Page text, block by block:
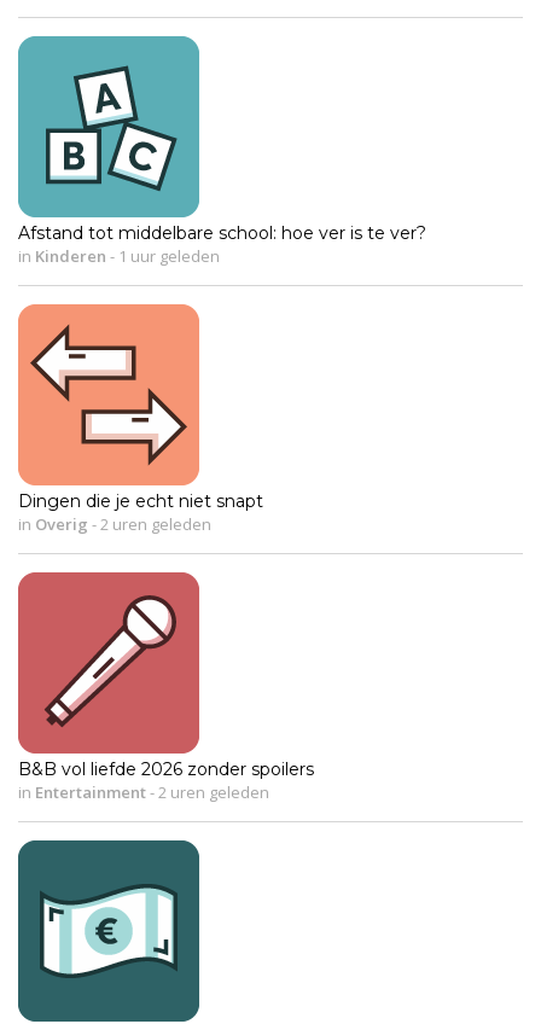
Afstand tot middelbare school: hoe ver is te ver?
in Kinderen - 1 uur geleden
Dingen die je echt niet snapt
in Overig - 2 uren geleden
B&B vol liefde 2026 zonder spoilers
in Entertainment- 2 uren geleden